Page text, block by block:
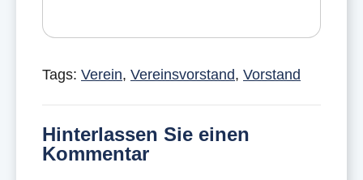
Tags: Verein, Vereinsvorstand, Vorstand
Hinterlassen Sie einen
Kommentar